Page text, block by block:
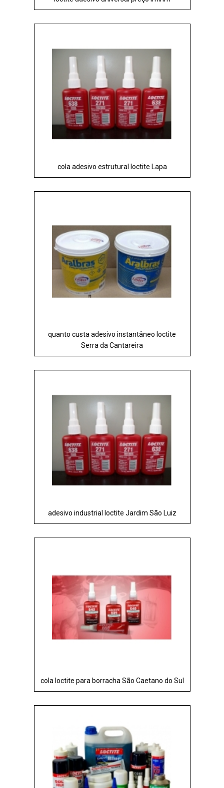
cola adesivo estrutural loctite Lapa
quanto custa adesivo instantâneo loctite
Serra da Cantareira
adesivo industrial loctite Jardim São Luiz
cola loctite para borracha São Caetano do Sul